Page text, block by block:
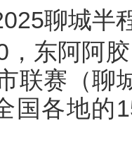
聊城半
阿阿胶
联赛（聊
国各地的